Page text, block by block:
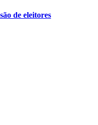
de eleitores